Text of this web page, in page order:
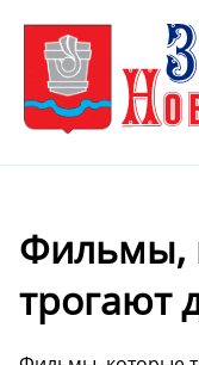
Фильмы,
трогают